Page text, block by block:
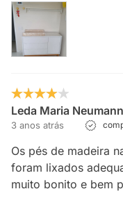
Leda Maria
3 anos atrás
Os pés de madeira
foram lixados
muito bonito e bem